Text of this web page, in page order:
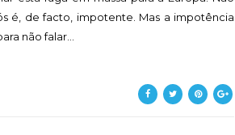
é, de facto, impotente. Mas a impotência
não falar...